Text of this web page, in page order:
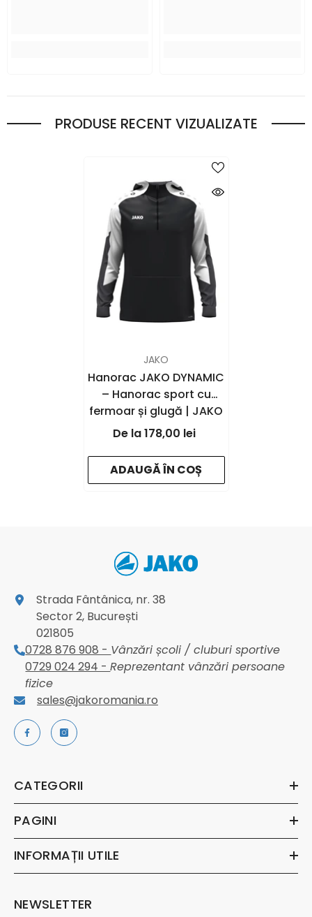
PRODUSE RECENT VIZUALIZATE
JAKO
Hanorac JAKO DYNAMIC
– Hanorac sport cu
fermoar și glugă | JAKO
Romania
black/white/anthracite
- 826
178,00 lei
ADAUGĂ ÎN COȘ
Strada Fântânica, nr. 38
Sector 2, București
021805
0728 876 908 - Vânzări școli / cluburi sportive
0729 024 294 -Reprezentant vânzări persoane
fizice
sales@jakoromania.ro
CATEGORII
PAGINI
INFORMAȚII UTILE
NEWSLETTER